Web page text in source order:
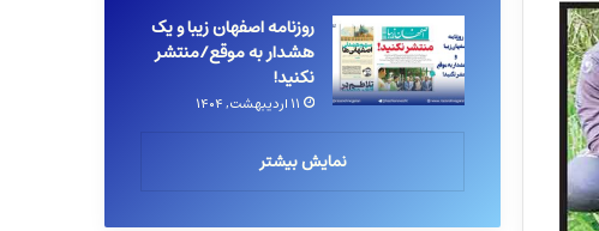
روزنامه اصفهان زیبا و یک
هشدار به موقع/منتشر
نکنید!
۱۱ اردیبهشت, ۱۴۰۴
نمایش بیشتر